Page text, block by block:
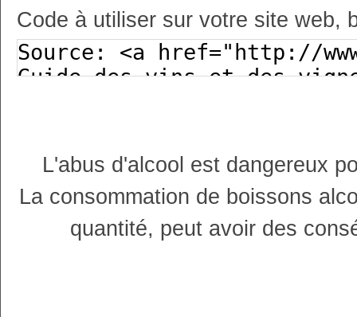
Code à utiliser sur votre site web,
L'abus d'alcool est dangereux
La consommation de boissons
quantité, peut avoir des